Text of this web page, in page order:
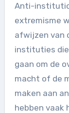
Anti-
extremisme
afwijzen van
instituties die
gaan om de
macht of de
maken aan
hebben